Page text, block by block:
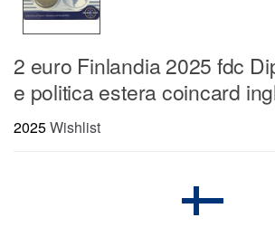
2 euro Finlandia 2025 fdc
e politica estera coincard
2025Wishlist